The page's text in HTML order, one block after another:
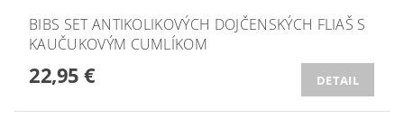
BIBS SET ANTIKOLIKOVÝCH DOJČENSKÝCH FLIAŠ S
KAUČUKOVÝM CUMLÍKOM
22,95 € DETAIL